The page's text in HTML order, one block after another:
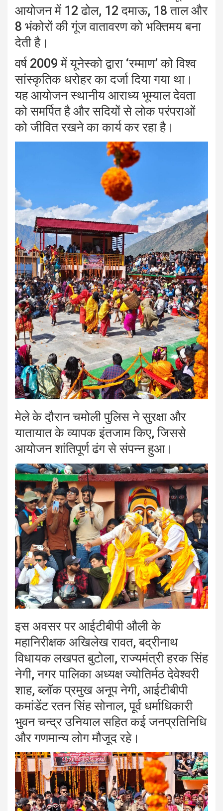
आयोजन में 12 ढोल, 12 दमाऊ, 18 ताल और
8 भंकोरों की गूंज वातावरण को भक्तिमय बना
देती है।
वर्ष 2009 में यूनेस्को द्वारा ‘रम्माण’ को विश्व
सांस्कृतिक धरोहर का दर्जा दिया गया था।
यह आयोजन स्थानीय आराध्य भूम्याल देवता
को समर्पित है और सदियों से लोक परंपराओं
को जीवित रखने का कार्य कर रहा है।
मेले के दौरान चमोली पुलिस ने सुरक्षा और
यातायात के व्यापक इंतजाम किए, जिससे
आयोजन शांतिपूर्ण ढंग से संपन्न हुआ।
इस अवसर पर आईटीबीपी औली के
महानिरीक्षक अखिलेख रावत, बद्रीनाथ
विधायक लखपत बुटोला, राज्यमंत्री हरक सिंह
नेगी, नगर पालिका अध्यक्ष ज्योतिर्मठ देवेश्वरी
शाह, ब्लॉक प्रमुख अनूप नेगी, आईटीबीपी
कमांडेंट रतन सिंह सोनाल, पूर्व धर्माधिकारी
भुवन चन्द्र उनियाल सहित कई जनप्रतिनिधि
और गणमान्य लोग मौजूद रहे।